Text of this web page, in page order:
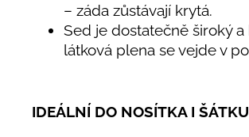
– záda zůstávají krytá.
Sed je dostatečně široký
látková plena se vejde v
IDEÁLNÍ DO NOSÍTKA I ŠÁTKU